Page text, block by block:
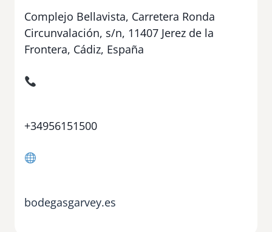
Complejo Bellavista, Carretera Ronda
Circunvalación, s/n, 11407 Jerez de la
Frontera, Cádiz, España
+34956151500
bodegasgarvey.es